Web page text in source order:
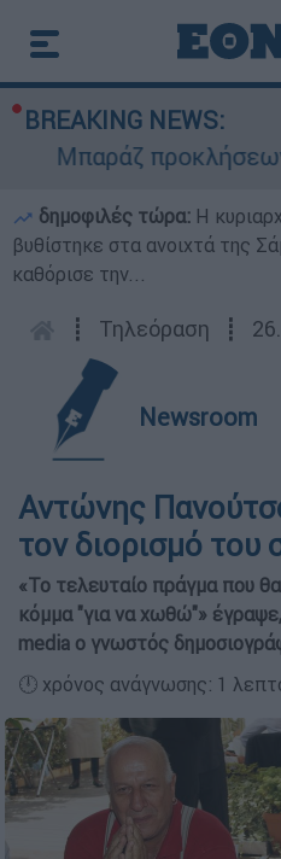
BREAKING NEWS:
Μπαράζ προκλήσεων
δημοφιλές τώρα: Η
βυθίστηκε στα ανοιχτά της
καθόρισε την...
┋ Τηλεόραση ┋
Newsroom
Αντώνης
τον διορισμό του
«Το τελευταίο πράγμα που θα
κόμμα "για να χωθώ"»
media ο γνωστός
🕛 χρόνος ανάγνωσης: 1